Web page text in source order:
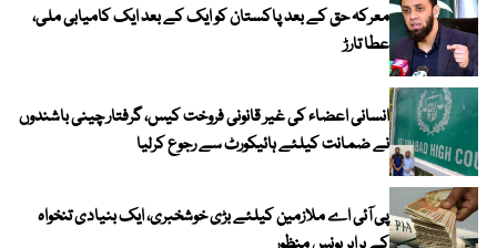
معرکہ حق کے بعد پاکستان کو ایک کے بعد ایک کامیابی ملی،
عطا تارڑ
انسانی اعضاء کی غیر قانونی فروخت کیس، گرفتار چینی باشندوں
نے ضمانت کیلئے ہائیکورٹ سے رجوع کرلیا
پی آئی اے ملازمین کیلئے بڑی خوشخبری، ایک بنیادی تنخواہ